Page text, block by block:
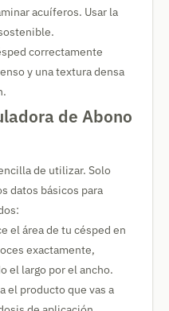
acuíferos. Usar la
correctamente
y una textura densa
de Abono
de utilizar. Solo
datos básicos para
el área de tu césped en
exactamente,
el largo por el ancho.
el producto que vas a